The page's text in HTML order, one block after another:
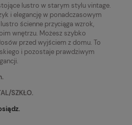
lustro w starym stylu vintage.
i elegancję w ponadczasowym
ścienne przyciąga wzrok,
wnętrzu. Możesz szybko
przed wyjściem z domu. To
i pozostaje prawdziwym
SZKŁO.